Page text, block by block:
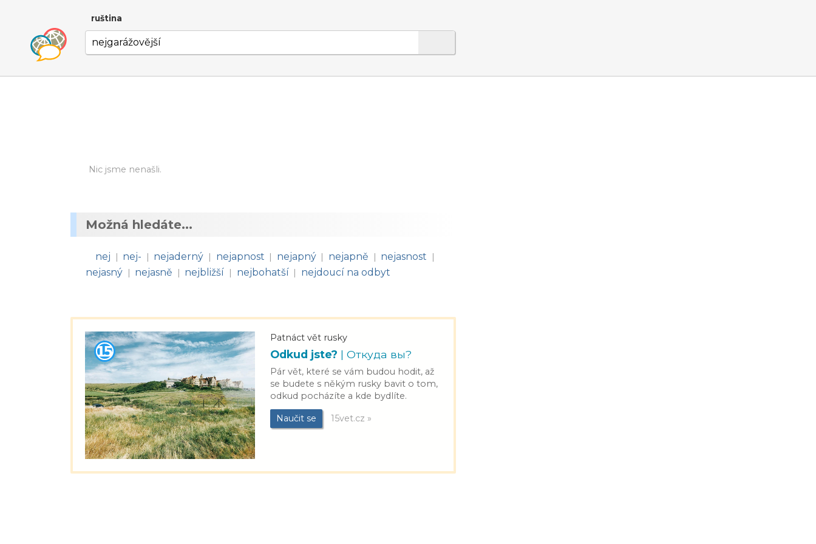
ruština
Nic jsme nenašli.
Možná hledáte...
nej | nej- | nejaderný | nejapnost | nejapný | nejapně | nejasnost |
nejasný | nejasně | nejbližší | nejbohatší | nejdoucí na odbyt
Patnáct vět rusky
Odkud jste? | Откуда вы?
Pár vět, které se vám budou hodit, až
se budete s někým rusky bavit o tom,
odkud pocházíte a kde bydlíte.
Naučit se 15vet.cz »